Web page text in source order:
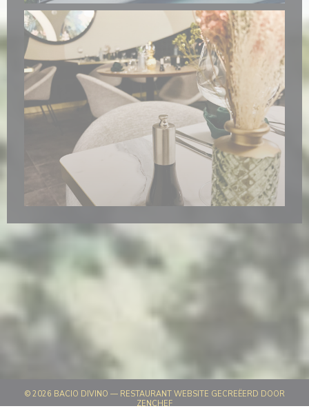
© 2026 BACIO DIVINO — RESTAURANT WEBSITE GECREËERD DOOR
ZENCHEF((OPENT IN EEN NIEUW VENSTER))